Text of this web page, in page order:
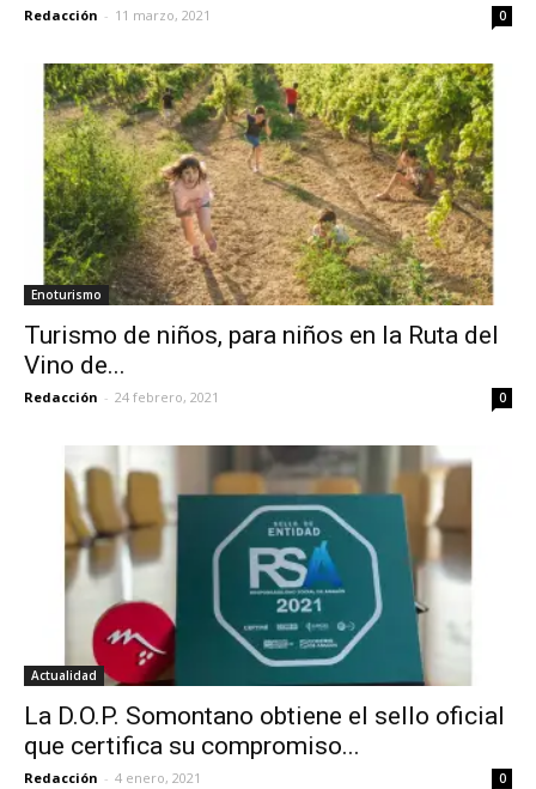
Redacción - 11 marzo, 2021 0
Enoturismo
Turismo de niños, para niños en la Ruta del
Vino de...
Redacción - 24 febrero, 2021 0
Actualidad
La D.O.P. Somontano obtiene el sello oficial
que certifica su compromiso...
Redacción - 4 enero, 2021 0